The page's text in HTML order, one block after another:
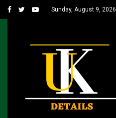
Sunday, August 9, 2026